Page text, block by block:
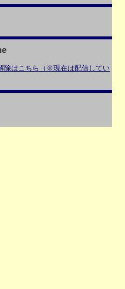
除はこちら（※現在は配信してい